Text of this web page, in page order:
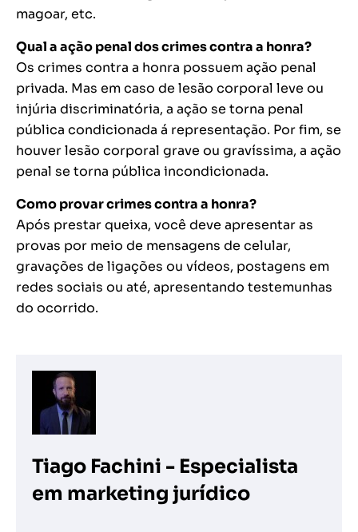
magoar, etc.
Qual a ação penal dos crimes contra a honra?
Os crimes contra a honra possuem ação penal
privada. Mas em caso de lesão corporal leve ou
injúria discriminatória, a ação se torna penal
pública condicionada á representação. Por fim, se
houver lesão corporal grave ou gravíssima, a ação
penal se torna pública incondicionada.
Como provar crimes contra a honra?
Após prestar queixa, você deve apresentar as
provas por meio de mensagens de celular,
gravações de ligações ou vídeos, postagens em
redes sociais ou até, apresentando testemunhas
do ocorrido.
Tiago Fachini - Especialista
em marketing jurídico